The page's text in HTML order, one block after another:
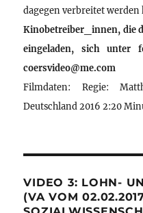
dagegen verbreitet werden
Kinobetreiber_innen, die
eingeladen, sich unter
coersvideo@me.com
Filmdaten: Regie:
Deutschland 2016 2:20
VIDEO 3: LOHN-
(VA VOM